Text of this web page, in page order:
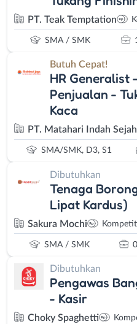
PT. Teak Temptation
SMA / SMK
Butuh Cepat!
HR Generalist
Penjualan -
Kaca
PT. Matahari Indah
SMA/SMK, D3, S1
Dibutuhkan
Tenaga
Lipat Kardus)
Sakura Mochi
SMA / SMK
Dibutuhkan
Pengawas
- Kasir
Choky Spaghetti